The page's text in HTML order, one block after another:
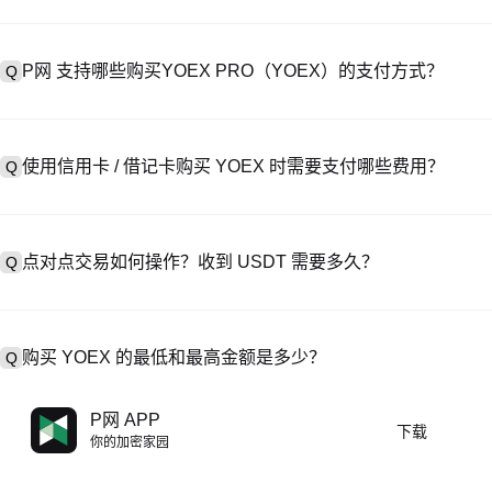
Q P网 支持哪些购买YOEX PRO（YOEX）的支付方式？
易，提供定制报价。
Q 使用信用卡 / 借记卡购买 YOEX 时需要支付哪些费用？
Q 点对点交易如何操作？收到 USDT 需要多久？
Q 购买 YOEX 的最低和最高金额是多少？
最低和最高限额因购买方式和验证等级而异。信用卡 / 借记卡最低
常起价 10 美元）；银行转账最低存款多为 100 美元。操作前请查看
P网 APP
你的加密家园
下载